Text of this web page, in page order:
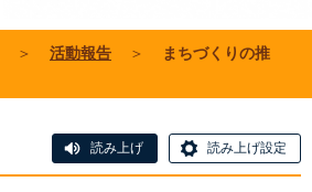
＞ 活動報告 ＞
まちづくりの推
読み上げ 読み上げ設定